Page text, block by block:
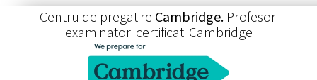
Centru de pregatire Cambridge.Profesori
examinatori certificati Cambridge